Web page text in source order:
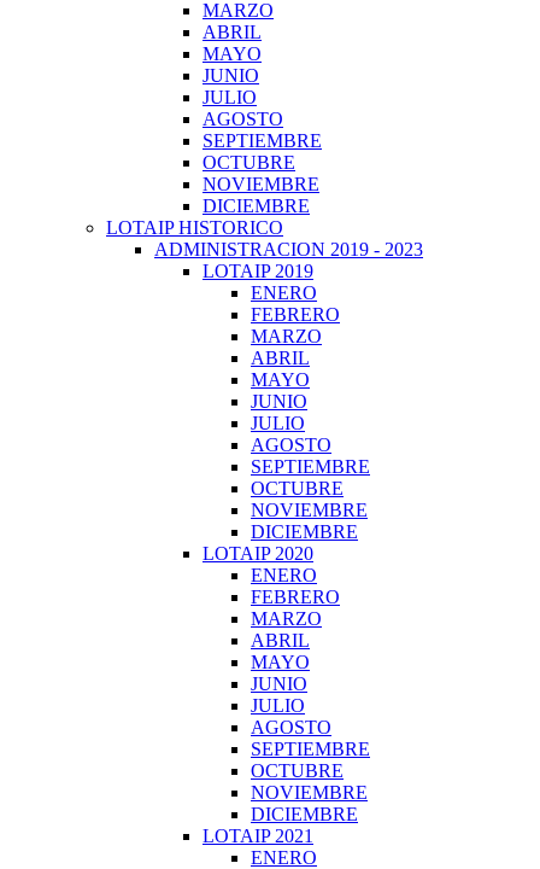
MARZO
ABRIL
MAYO
JUNIO
JULIO
AGOSTO
SEPTIEMBRE
OCTUBRE
NOVIEMBRE
DICIEMBRE
LOTAIP HISTORICO
ADMINISTRACION 2019 - 2023
LOTAIP 2019
ENERO
FEBRERO
MARZO
ABRIL
MAYO
JUNIO
JULIO
AGOSTO
SEPTIEMBRE
OCTUBRE
NOVIEMBRE
DICIEMBRE
LOTAIP 2020
ENERO
FEBRERO
MARZO
ABRIL
MAYO
JUNIO
JULIO
AGOSTO
SEPTIEMBRE
OCTUBRE
NOVIEMBRE
DICIEMBRE
LOTAIP 2021
ENERO